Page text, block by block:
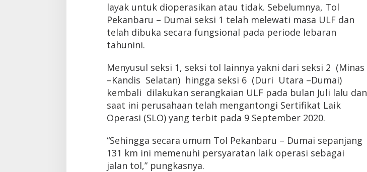
layak untuk dioperasikan atau tidak. Sebelumnya, Tol
Pekanbaru – Dumai seksi 1 telah melewati masa ULF dan
telah dibuka secara fungsional pada periode lebaran
tahunini.
Menyusul seksi 1, seksi tol lainnya yakni dari seksi 2 (Minas
–Kandis Selatan) hingga seksi 6 (Duri Utara –Dumai)
kembali dilakukan serangkaian ULF pada bulan Juli lalu dan
saat ini perusahaan telah mengantongi Sertifikat Laik
Operasi (SLO) yang terbit pada 9 September 2020.
“Sehingga secara umum Tol Pekanbaru – Dumai sepanjang
131 km ini memenuhi persyaratan laik operasi sebagai
jalan tol,” pungkasnya.